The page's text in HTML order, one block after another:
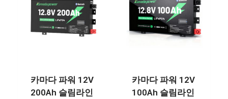
카마다 파워 12V
200Ah 슬림라인
카마다 파워 12V
100Ah 슬림라인